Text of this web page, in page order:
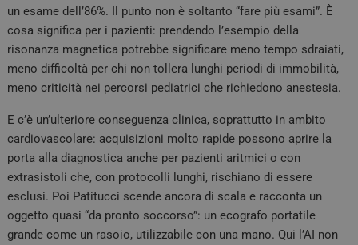
un esame dell’86%. Il punto non è soltanto “fare più esami”. È
cosa significa per i pazienti: prendendo l’esempio della
risonanza magnetica potrebbe significare meno tempo sdraiati,
meno difficoltà per chi non tollera lunghi periodi di immobilità,
meno criticità nei percorsi pediatrici che richiedono anestesia.
E c’è un’ulteriore conseguenza clinica, soprattutto in ambito
cardiovascolare: acquisizioni molto rapide possono aprire la
porta alla diagnostica anche per pazienti aritmici o con
extrasistoli che, con protocolli lunghi, rischiano di essere
esclusi. Poi Patitucci scende ancora di scala e racconta un
oggetto quasi “da pronto soccorso”: un ecografo portatile
grande come un rasoio, utilizzabile con una mano. Qui l’AI non